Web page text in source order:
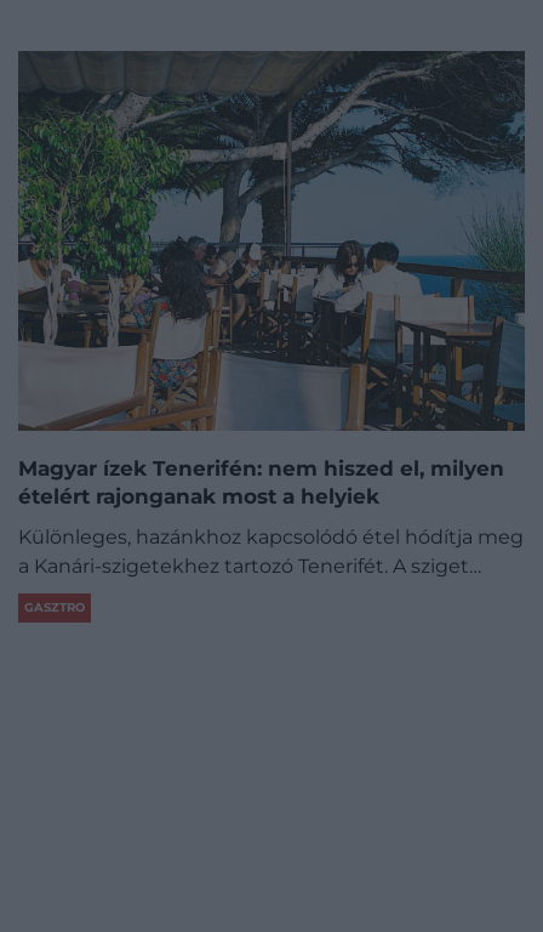
Magyar ízek Tenerifén: nem hiszed el, milyen
ételért rajonganak most a helyiek
Különleges, hazánkhoz kapcsolódó étel hódítja meg
a Kanári-szigetekhez tartozó Tenerifét. A sziget…
GASZTRO